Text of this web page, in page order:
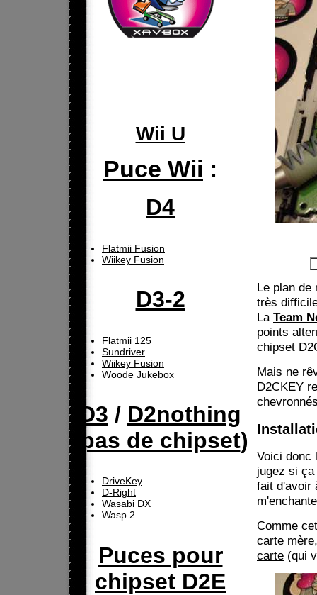
Wii U
Puce Wii :
D4
Flatmii Fusion
Wiikey Fusion
D3-2
Flatmii 125
Sundriver
Wiikey Fusion
Woode Jukebox
D3 / D2nothing
pas de chipset)
DriveKey
D-Right
Wasabi DX
Wasp 2
Puces pour
chipset D2E
Le plan de
très
La Team
points
chipset
Mais ne
D2CKEY
Voici donc
jugez si
fait d'avoir
Comme
carte
carte (qui